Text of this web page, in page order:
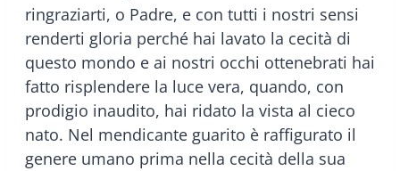
ringraziarti, o Padre, e con tutti i nostri sensi
renderti gloria perché hai lavato la cecità di
questo mondo e ai nostri occhi ottenebrati hai
fatto risplendere la luce vera, quando, con
prodigio inaudito, hai ridato la vista al cieco
nato. Nel mendicante guarito è raffigurato il
genere umano prima nella cecità della sua